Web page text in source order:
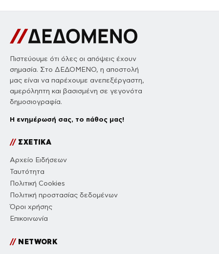
Πιστεύουμε ότι όλες οι απόψεις έχουν
σημασία. Στο ΔΕΔΟΜΕΝΟ, η αποστολή
μας είναι να παρέχουμε ανεπεξέργαστη,
αμερόληπτη και βασισμένη σε γεγονότα
δημοσιογραφία.
Η ενημέρωσή σας, το πάθος μας!
//ΣΧΕΤΙΚΑ
Αρχείο Ειδήσεων
Ταυτότητα
Πολιτική Cookies
Πολιτική προστασίας δεδομένων
Όροι χρήσης
Επικοινωνία
//NETWORK